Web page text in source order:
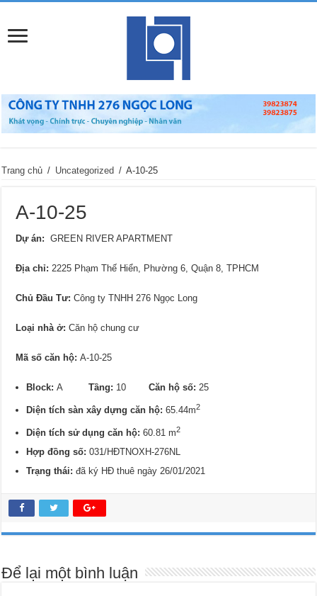
Trang chủ / Uncategorized / A-10-25
A-10-25
Dự án: GREEN RIVER APARTMENT
Địa chỉ: 2225 Phạm Thế Hiển, Phường 6, Quận 8, TPHCM
Chủ Đầu Tư: Công ty TNHH 276 Ngọc Long
Loại nhà ở: Căn hộ chung cư
Mã số căn hộ:A-10-25
Block:ATầng: 10Căn hộ số: 25
Diện tích sàn xây dựng căn hộ: 65.44m2
Diện tích sử dụng căn hộ: 60.81 m2
Hợp đồng số:031/HĐTNOXH-276NL
Trạng thái:đã ký HĐ thuê ngày 26/01/2021
Để lại một bình luận